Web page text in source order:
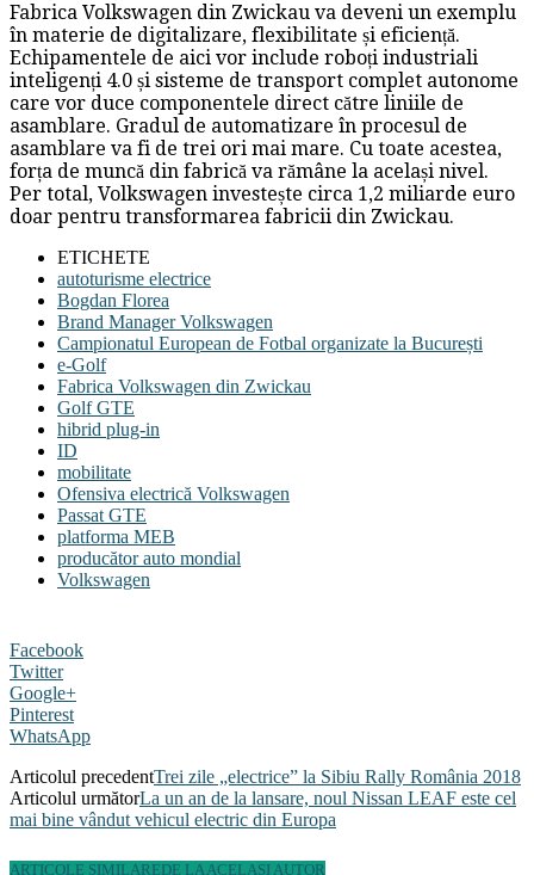
Fabrica Volkswagen din Zwickau va deveni un exemplu
în materie de digitalizare, flexibilitate și eficiență.
Echipamentele de aici vor include roboți industriali
inteligenți 4.0 și sisteme de transport complet autonome
care vor duce componentele direct către liniile de
asamblare. Gradul de automatizare în procesul de
asamblare va fi de trei ori mai mare. Cu toate acestea,
forța de muncă din fabrică va rămâne la același nivel.
Per total, Volkswagen investește circa 1,2 miliarde euro
doar pentru transformarea fabricii din Zwickau.
ETICHETE
autoturisme electrice
Bogdan Florea
Brand Manager Volkswagen
Campionatul European de Fotbal organizate la București
e-Golf
Fabrica Volkswagen din Zwickau
Golf GTE
hibrid plug-in
ID
mobilitate
Ofensiva electrică Volkswagen
Passat GTE
platforma MEB
producător auto mondial
Volkswagen
Facebook
Twitter
Google+
Pinterest
WhatsApp
Articolul precedentTrei zile „electrice” la Sibiu Rally România 2018
Articolul următorLa un an de la lansare, noul Nissan LEAF este cel
mai bine vândut vehicul electric din Europa
ARTICOLE SIMILAREDE LA ACELAȘI AUTOR